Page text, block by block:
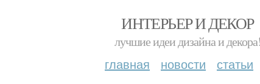
ИНТЕРЬЕР И ДЕКОР
лучшие идеи дизайна и декора!
главная новости статьи